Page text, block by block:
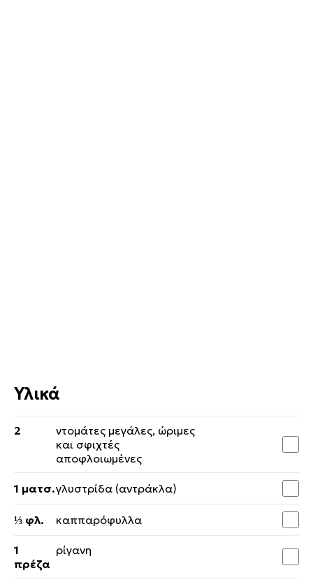
Υλικά
2
ντομάτες μεγάλες, ώριμες
και σφιχτές
αποφλοιωμένες
1 ματσ.γλυστρίδα (αντράκλα)
⅓ φλ. καππαρόφυλλα
1
πρέζα
ρίγανη